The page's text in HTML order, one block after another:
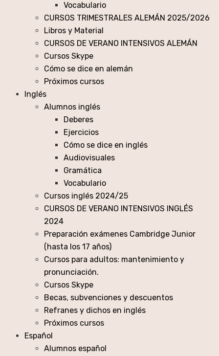
Vocabulario
CURSOS TRIMESTRALES ALEMÁN 2025/2026
Libros y Material
CURSOS DE VERANO INTENSIVOS ALEMÁN
Cursos Skype
Cómo se dice en alemán
Próximos cursos
Inglés
Alumnos inglés
Deberes
Ejercicios
Cómo se dice en inglés
Audiovisuales
Gramática
Vocabulario
Cursos inglés 2024/25
CURSOS DE VERANO INTENSIVOS INGLÉS
2024
Preparación exámenes Cambridge Junior
(hasta los 17 años)
Cursos para adultos: mantenimiento y
pronunciación.
Cursos Skype
Becas, subvenciones y descuentos
Refranes y dichos en inglés
Próximos cursos
Español
Alumnos español